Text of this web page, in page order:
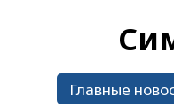
Главные